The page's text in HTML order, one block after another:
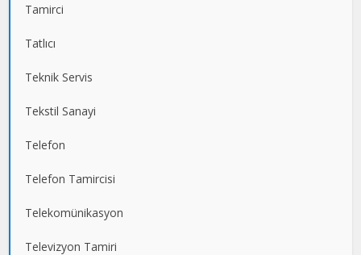
Tamirci
Tatlıcı
Teknik Servis
Tekstil Sanayi
Telefon
Telefon Tamircisi
Telekomünikasyon
Televizyon Tamiri